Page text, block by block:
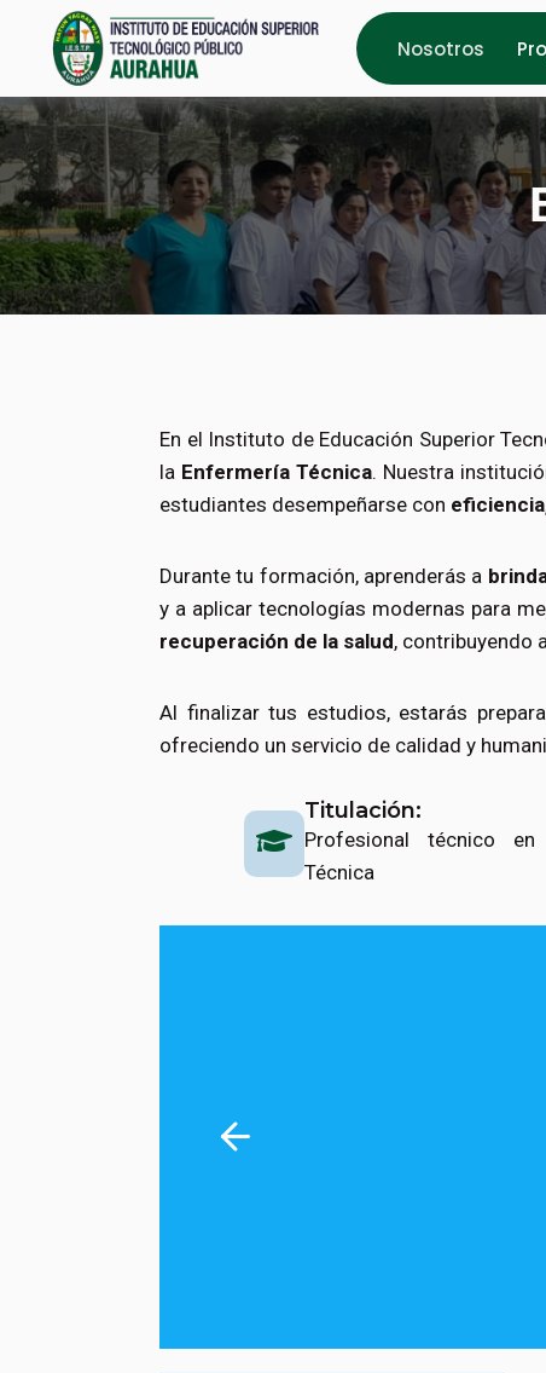
Nosotros
En el Instituto de Educación Superior
la Enfermería Técnica. Nuestra
estudiantes desempeñarse con
Durante tu formación, aprenderás a
y a aplicar tecnologías modernas para
recuperación de la salud, contribuyendo
Al finalizar tus estudios, estarás
ofreciendo un servicio de calidad y
Titulación:
Profesional técnico en
Técnica